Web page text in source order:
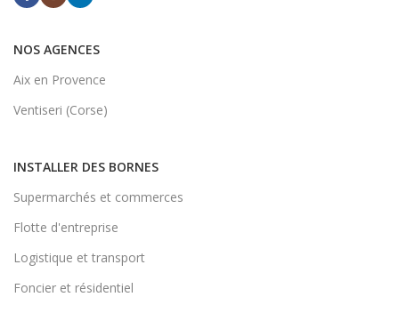
NOS AGENCES
Aix en Provence
Ventiseri (Corse)
INSTALLER DES BORNES
Supermarchés et commerces
Flotte d'entreprise
Logistique et transport
Foncier et résidentiel